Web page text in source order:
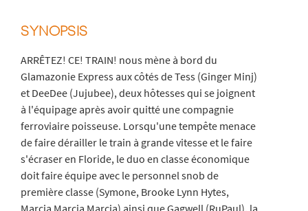
SYNOPSIS
ARRÊTEZ! CE! TRAIN! nous mène à bord du
Glamazonie Express aux côtés de Tess (Ginger Minj)
et DeeDee (Jujubee), deux hôtesses qui se joignent
à l'équipage après avoir quitté une compagnie
ferroviaire poisseuse. Lorsqu'une tempête menace
de faire dérailler le train à grande vitesse et le faire
s'écraser en Floride, le duo en classe économique
doit faire équipe avec le personnel snob de
première classe (Symone, Brooke Lynn Hytes,